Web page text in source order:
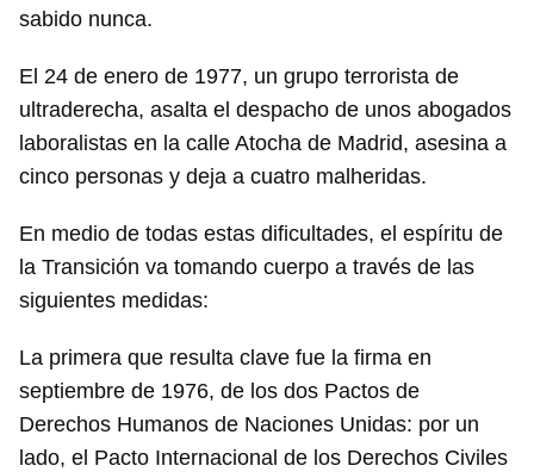
sabido nunca.
El 24 de enero de 1977, un grupo terrorista de
ultraderecha, asalta el despacho de unos abogados
laboralistas en la calle Atocha de Madrid, asesina a
cinco personas y deja a cuatro malheridas.
En medio de todas estas dificultades, el espíritu de
la Transición va tomando cuerpo a través de las
siguientes medidas:
La primera que resulta clave fue la firma en
septiembre de 1976, de los dos Pactos de
Derechos Humanos de Naciones Unidas: por un
lado, el Pacto Internacional de los Derechos Civiles